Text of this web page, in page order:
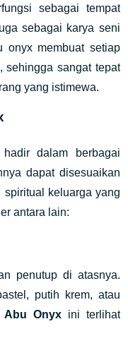
sebagai tempat
sebagai karya seni
onyx membuat setiap
sehingga sangat tepat
yang istimewa.
dalam berbagai
dapat disesuaikan
spiritual keluarga yang
antara lain:
penutup di atasnya.
putih krem, atau
Abu Onyxini terlihat